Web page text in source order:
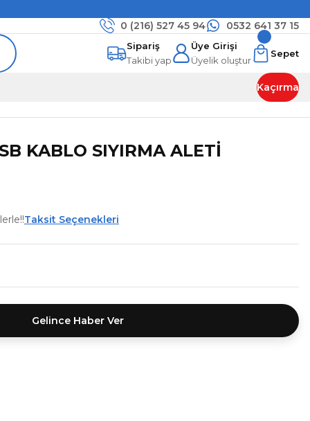
0 (216) 527 45 94 0532 641 37 15
Sipariş
Takibi yap
Üye Girişi
Üyelik oluştur
Sepet
Kaçırma
KABLO SIYIRMA ALETİ
Taksit Seçenekleri
Gelince Haber Ver